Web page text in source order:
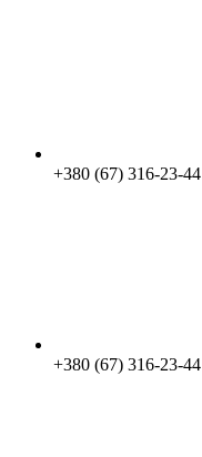
+380 (67) 316-23-44
+380 (67) 316-23-44